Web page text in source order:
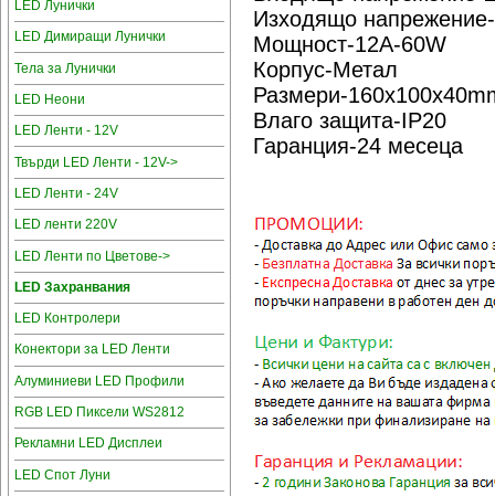
LED Лунички
LED Димиращи Лунички
Тела за Лунички
LED Неони
LED Ленти - 12V
Твърди LED Ленти - 12V->
LED Ленти - 24V
LED ленти 220V
LED Ленти по Цветове->
LED Захранвания
LED Контролери
Конектори за LED Ленти
Алуминиеви LED Профили
RGB LED Пиксели WS2812
Рекламни LED Дисплеи
LED Спот Луни
Изходящо
Мощност-12А-60W
Корпус-Метал
Размери-
Влаго защита-IP20
Гаранция-24 месеца